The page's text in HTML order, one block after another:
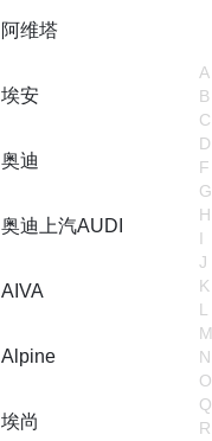
A
B
C
D
F
G
H
I
J
K
L
M
N
O
Q
R
阿维塔
埃安
奥迪
奥迪上汽AUDI
AIVA
Alpine
埃尚